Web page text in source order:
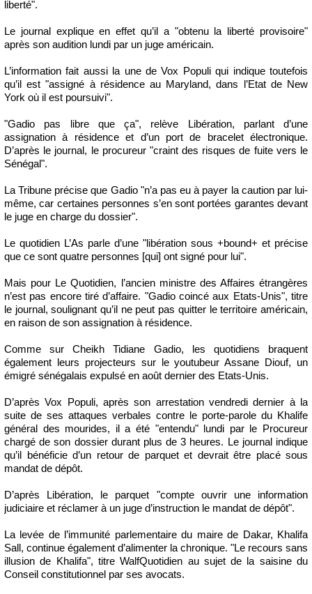
liberté".
Le journal explique en effet qu’il a "obtenu la liberté provisoire"
après son audition lundi par un juge américain.
L’information fait aussi la une de Vox Populi qui indique toutefois
qu’il est "assigné à résidence au Maryland, dans l’Etat de New
York où il est poursuivi".
"Gadio pas libre que ça", relève Libération, parlant d’une
assignation à résidence et d’un port de bracelet électronique.
D’après le journal, le procureur "craint des risques de fuite vers le
Sénégal".
La Tribune précise que Gadio "n’a pas eu à payer la caution par lui-
même, car certaines personnes s’en sont portées garantes devant
le juge en charge du dossier".
Le quotidien L’As parle d’une "libération sous +bound+ et précise
que ce sont quatre personnes [qui] ont signé pour lui".
Mais pour Le Quotidien, l’ancien ministre des Affaires étrangères
n’est pas encore tiré d’affaire. "Gadio coincé aux Etats-Unis", titre
le journal, soulignant qu’il ne peut pas quitter le territoire américain,
en raison de son assignation à résidence.
Comme sur Cheikh Tidiane Gadio, les quotidiens braquent
également leurs projecteurs sur le youtubeur Assane Diouf, un
émigré sénégalais expulsé en août dernier des Etats-Unis.
D’après Vox Populi, après son arrestation vendredi dernier à la
suite de ses attaques verbales contre le porte-parole du Khalife
général des mourides, il a été "entendu" lundi par le Procureur
chargé de son dossier durant plus de 3 heures. Le journal indique
qu’il bénéficie d’un retour de parquet et devrait être placé sous
mandat de dépôt.
D’après Libération, le parquet "compte ouvrir une information
judiciaire et réclamer à un juge d’instruction le mandat de dépôt".
La levée de l’immunité parlementaire du maire de Dakar, Khalifa
Sall, continue également d’alimenter la chronique. "Le recours sans
illusion de Khalifa", titre WalfQuotidien au sujet de la saisine du
Conseil constitutionnel par ses avocats.